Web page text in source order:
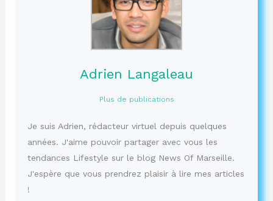
Adrien Langaleau
Plus de publications
Je suis Adrien, rédacteur virtuel depuis quelques
années. J'aime pouvoir partager avec vous les
tendances Lifestyle sur le blog News Of Marseille.
J'espère que vous prendrez plaisir à lire mes articles
!